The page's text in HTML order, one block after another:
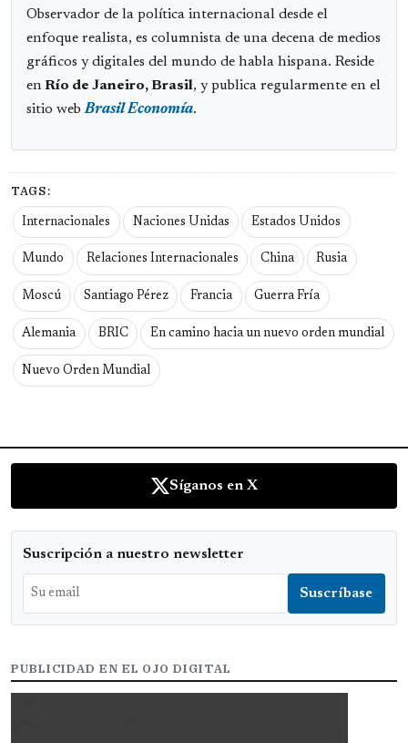
Observador de la política internacional desde el
enfoque realista, es columnista de una decena de medios
gráficos y digitales del mundo de habla hispana. Reside
enRío de Janeiro, Brasil, y publica regularmente en el
sitio webBrasil Economía.
TAGS:
Internacionales Naciones Unidas Estados Unidos
Mundo Relaciones Internacionales China Rusia
Moscú Santiago Pérez Francia Guerra Fría
Alemania BRIC En camino hacia un nuevo orden mundial
Nuevo Orden Mundial
Síganos en X
Suscripción a nuestro newsletter
PUBLICIDAD EN EL OJO DIGITAL